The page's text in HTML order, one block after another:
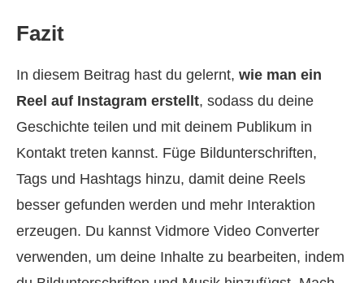
Fazit
In diesem Beitrag hast du gelernt, wie man ein
Reel auf Instagram erstellt, sodass du deine
Geschichte teilen und mit deinem Publikum in
Kontakt treten kannst. Füge Bildunterschriften,
Tags und Hashtags hinzu, damit deine Reels
besser gefunden werden und mehr Interaktion
erzeugen. Du kannst Vidmore Video Converter
verwenden, um deine Inhalte zu bearbeiten, indem